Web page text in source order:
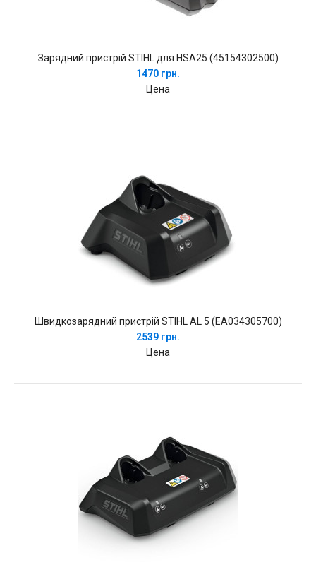
Зарядний пристрій STIHL для HSA25 (45154302500)
1470 грн.
Цена
Швидкозарядний пристрій STIHL AL 5 (EA034305700)
2539 грн.
Цена